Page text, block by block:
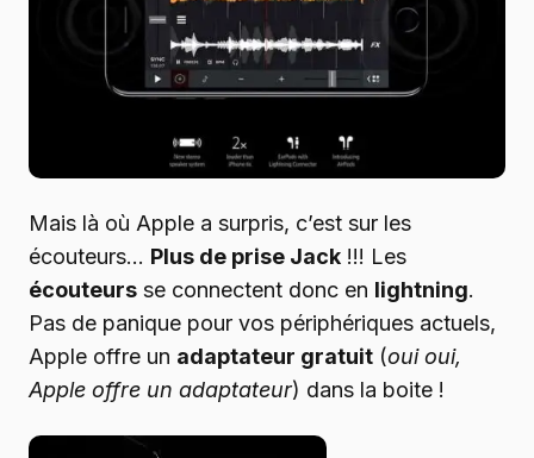
Mais là où Apple a surpris, c’est sur les
écouteurs… Plus de prise Jack !!! Les
écouteurs se connectent donc en lightning.
Pas de panique pour vos périphériques actuels,
Apple offre un adaptateur gratuit (oui oui,
Apple offre un adaptateur) dans la boite !